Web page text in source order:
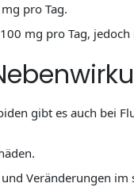
pro Tag.
mg pro Tag,
gibt es auch bei
Veränderungen im